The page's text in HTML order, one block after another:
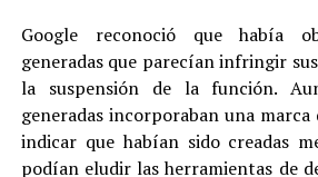
Google reconoció que había
generadas que parecían infringir
la suspensión de la función.
generadas incorporaban una
indicar que habían sido creadas
podían eludir las herramientas de